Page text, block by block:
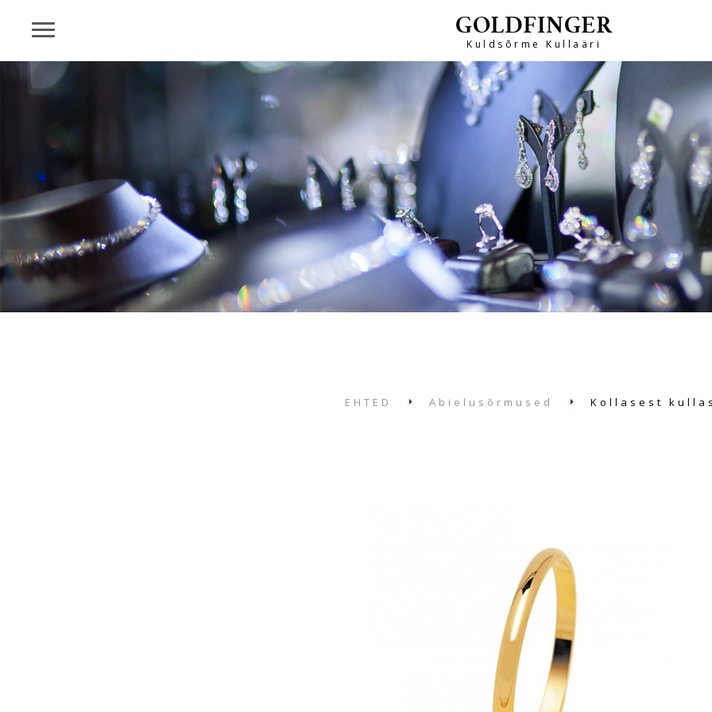
GOLDFINGER
Kuldsõrme Kullaäri
EHTED Abielusõrmused Kollasest